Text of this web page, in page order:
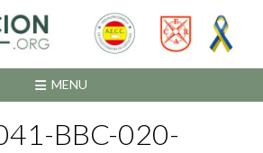
MENU
BBC-020-